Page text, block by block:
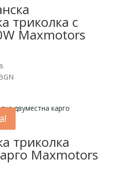
триколка с
Maxmotors
триколка
Maxmotors